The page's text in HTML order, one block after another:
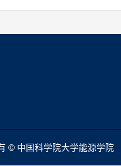
© 中国科学院大学能源学